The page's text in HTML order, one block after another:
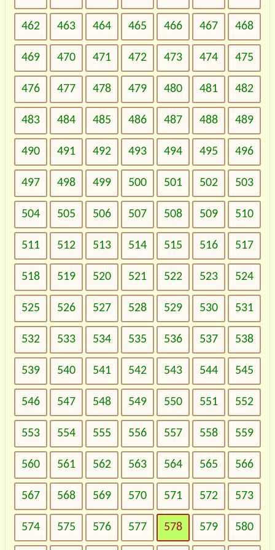
462 463 464 465 466 467 468
469 470 471 472 473 474 475
476 477 478 479 480 481 482
483 484 485 486 487 488 489
490 491 492 493 494 495 496
497 498 499 500 501 502 503
504 505 506 507 508 509 510
511 512 513 514 515 516 517
518 519 520 521 522 523 524
525 526 527 528 529 530 531
532 533 534 535 536 537 538
539 540 541 542 543 544 545
546 547 548 549 550 551 552
553 554 555 556 557 558 559
560 561 562 563 564 565 566
567 568 569 570 571 572 573
574 575 576 577 578 579 580